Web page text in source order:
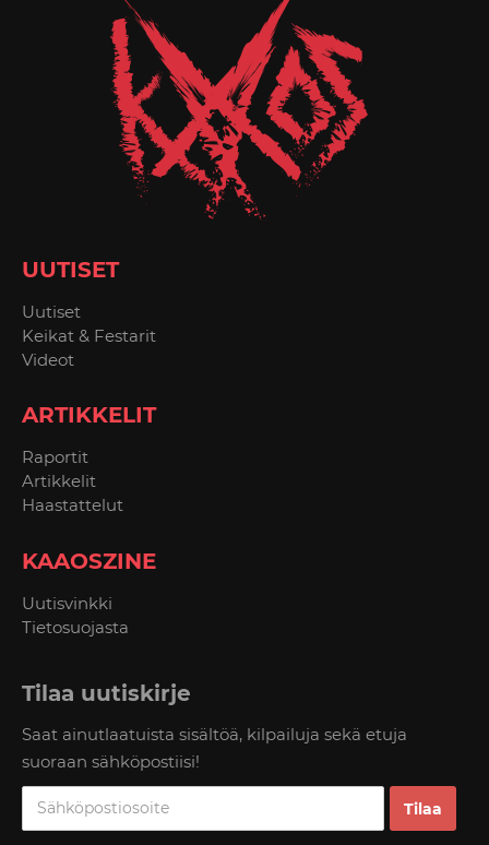
UUTISET
Uutiset
Keikat & Festarit
Videot
ARTIKKELIT
Raportit
Artikkelit
Haastattelut
KAAOSZINE
Uutisvinkki
Tietosuojasta
Tilaa uutiskirje
Saat ainutlaatuista sisältöä, kilpailuja sekä etuja
suoraan sähköpostiisi!